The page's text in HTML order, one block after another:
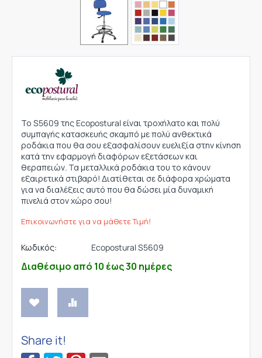
Το S5609 της Ecopostural είναι τροχήλατο και πολύ
συμπαγής κατασκευής σκαμπό με πολύ ανθεκτικά
ροδάκια που θα σου εξασφαλίσουν ευελιξία στην κίνηση
κατά την εφαρμογή διαφόρων εξετάσεων και
θεραπειών. Tα μεταλλικά ροδάκια του το κάνουν
εξαιρετικά στιβαρό! Διατίθεται σε διάφορα χρώματα
για να διαλέξεις αυτό που θα δώσει μία δυναμική
πινελιά στον χώρο σου!
Επικοινωνήστε για να μάθετε Τιμή!
Κωδικός: Ecopostural S5609
Διαθέσιμο από 10 έως 30 ημέρες
Share it!